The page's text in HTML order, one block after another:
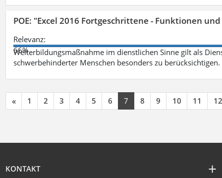
POE: "Excel 2016 Fortgeschrittene - Funktionen
Relevanz:
66%
Weiterbildungsmaßnahme im dienstlichen Sinne gilt als
schwerbehinderter Menschen besonders zu berücksichtigen.
« 1 2 3 4 5 6 7 8 9 10 11 12
KONTAKT